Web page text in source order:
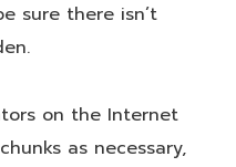
sure there isn’t
on the Internet
as necessary,